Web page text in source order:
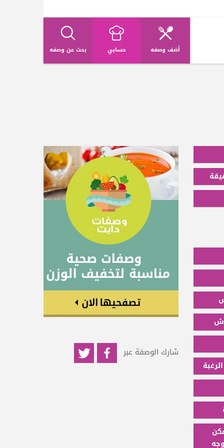
أضف وصفه حسابي بحث عن وصفه
شارك الوصفة عبر